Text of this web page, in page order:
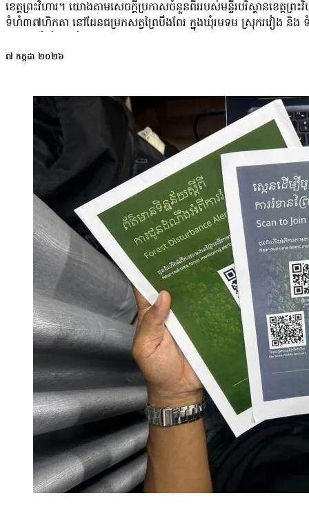
ខេត្តព្រះវិហារ។ យោងតាមសេចក្ដីប្រកាសចំនួនពីររបស់មន្ទីរបរិស្ថានខេត្
ទំហំ៣៧ហិកតា នៅដែនជម្រកសត្វព្រៃបឹងពែរ ក្នុងឃុំរមទម ស្រុករវៀង និង ទំ
ការណ៍ និយាយថា៖ «ជាថ្មីម្តងទៀតមន្ទីរបរិស្ថានខេត្តព្រះវិហារ សូមធ្វើកា
ក្រសួងកំពុងរៀបចំសំណុំរឿងកាប់បំផ្លាញព្រៃឈើនៅខេត្តព្រះវិហារ ទៅ
មួយទៀតគឺយើងធ្វើការសហការជាមួយអាជ្ញាធរខេត្តដើម្បីចុះចាត់ការតាមនី
ស្កាត់បទល្មើសកាប់ទន្រ្ទានដីព្រៃបែបនេះ។ បន្ថែមពីលើនេះ លោកថា
ការពឹងផ្អែកលើព្រៃឈើ។ ជុំវិញករណីនេះ សកម្មជនបរិស្ថានលោក ម៉ា ចិត្រ
ការដាក់ទោសជនបង្ក អាជ្ញាធរពាក់ព័ន្ធក៏ត្រូវទទួលខុសត្រូវផងដែរ ចំពោះក
៤០ហិកតា ទំហំធំណាស់ សួរថា តើអំឡុងពេលគាត់កាន់តំណែង គាត់ទៅណា បា
៧ កក្កដា ២០២៦